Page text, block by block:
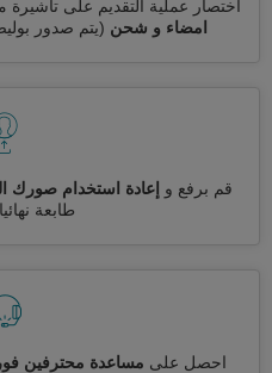
اختصار عملية التقديم على تأشيرة
امضاء و شحن (يتم صدور
قم برفع و إعادة استخدام صورك
طابعة
احصل على مساعدة محترفين